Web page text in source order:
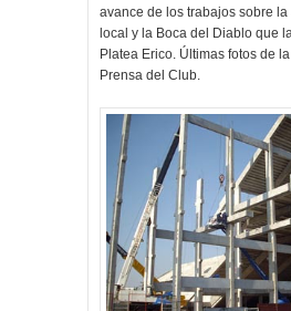
avance de los trabajos sobre
local y la Boca del Diablo que
Platea Erico. Últimas fotos de
Prensa del Club.